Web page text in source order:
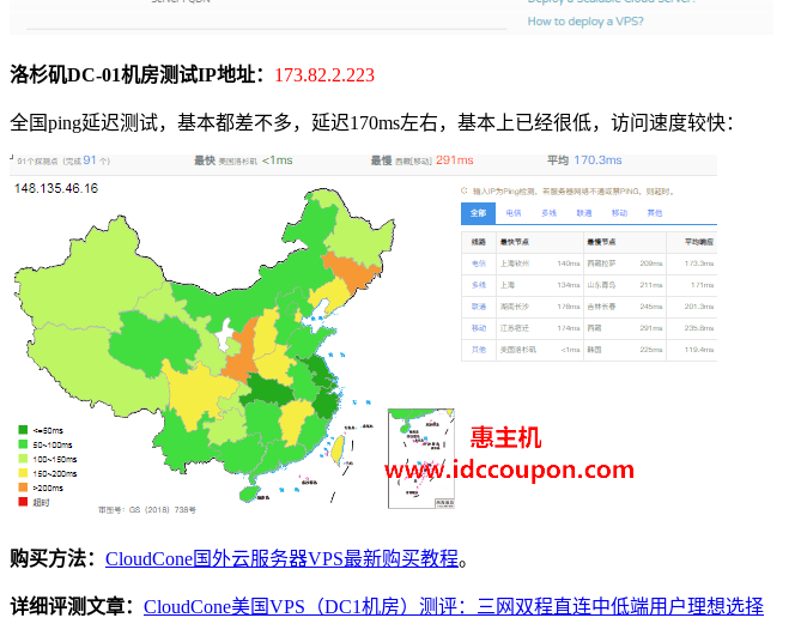
洛杉矶DC-01机房测试IP地址： 173.82.2.223
全国ping延迟测试，基本都差不多，延迟170ms左右，基本上已经很低，访问速度较快：
购买方法： CloudCone国外云服务器VPS最新购买教程。
详细评测文章： CloudCone美国VPS（DC1机房）测评：三网双程直连中低端用户理想选择